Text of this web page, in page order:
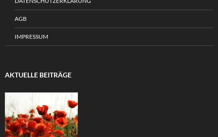
AGB
IMPRESSUM
AKTUELLE BEITRÄGE